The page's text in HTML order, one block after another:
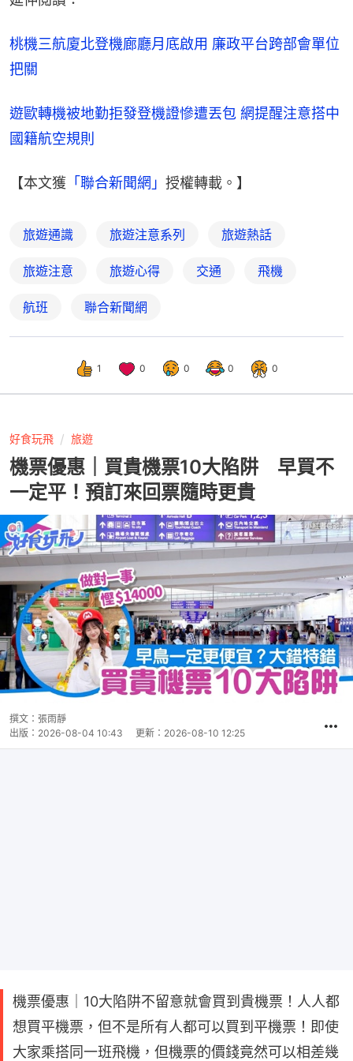
桃機三航廈北登機廊廳月底啟用 廉政平台跨部會單位
把關
遊歐轉機被地勤拒發登機證慘遭丟包 網提醒注意搭中
國籍航空規則
【本文獲 「聯合新聞網」 授權轉載。】
旅遊通識 旅遊注意系列 旅遊熱話
旅遊注意 旅遊心得 交通 飛機
航班 聯合新聞網
1 0 0 0 0
好食玩飛 旅遊
機票優惠｜買貴機票10大陷阱 早買不
一定平！預訂來回票隨時更貴
撰文： 張雨靜
出版： 2026-08-04 10:43 更新： 2026-08-10 12:25
機票優惠｜10大陷阱不留意就會買到貴機票！人人都
想買平機票，但不是所有人都可以買到平機票！即使
大家乘搭同一班飛機，但機票的價錢竟然可以相差幾